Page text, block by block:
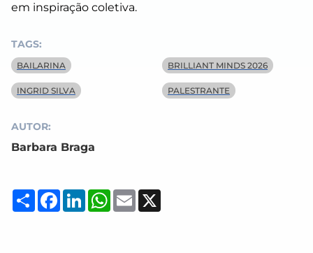
em inspiração coletiva.
TAGS:
BAILARINA BRILLIANT MINDS 2026
INGRID SILVA PALESTRANTE
AUTOR:
Barbara Braga
Compartilhar
Facebook
LinkedInWhatsApp
Email